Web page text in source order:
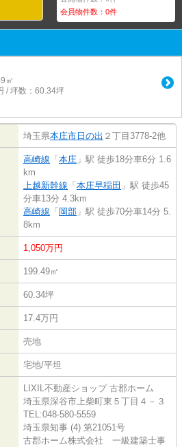
会員物件数：0件
㎡
/ 坪数：60.34坪
埼玉県本庄市 日の出 ２丁目3778-2他
高崎線 「 本庄 」駅 徒歩18分車6分 1.6
km
上越新幹線 「 本庄早稲田 」駅 徒歩45
分車13分 4.3km
高崎線 「 岡部 」駅 徒歩70分車14分 5.
8km
1,050万円
199.49㎡
60.34坪
17.4万円
売地
宅地/平坦
LIXIL不動産ショップ 古郡ホーム
埼玉県深谷市上柴町東５丁目４－３
TEL:048-580-5559
埼玉県知事 (4) 第21051号
古郡ホーム株式会社 一級建築士事